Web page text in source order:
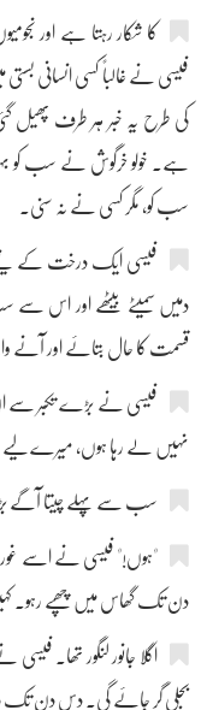
کا شکار رہتا ہے اور
فیسی نے غالباً کسی انسانی
کی طرح یہ خبر ہر طرف پھیل گئی
ہے۔ خولو خرگوش نے سب کو
سب کو، مگر کسی نے نہ سنی۔
فیسی ایک درخت کے
دمیں سمیٹے بیٹھے اور اس سے
قسمت کا حال بتائے اور آنے
فیسی نے بڑے تکبر سے ان
نہیں لے رہا ہوں، میرے لیے
سب سے پہلے چیتا آگے بڑھا
"ہوں!" فیسی نے اسے غور
دن تک گھاس میں چھپے رہو۔
اگلا جانور لنگور تھا۔ فیسی
بجلی گر جائے گی۔ دس دن تک